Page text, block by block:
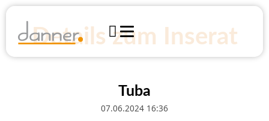

Blechblasinstrumente

Details zum Inserat
Tuba
07.06.2024 16:36